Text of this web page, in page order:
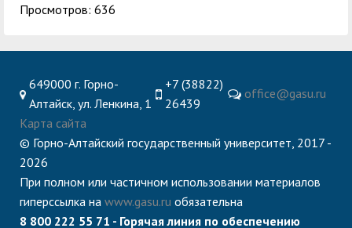
Просмотров: 636
649000 г. Горно-
Алтайск, ул. Ленкина, 1
+7 (38822)
26439
office@gasu.ru
Карта сайта
© Горно-Алтайский государственный университет, 2017 -
2026
При полном или частичном использовании материалов
гиперссылка на www.gasu.ru обязательна
8 800 222 55 71 - Горячая линия по обеспечению